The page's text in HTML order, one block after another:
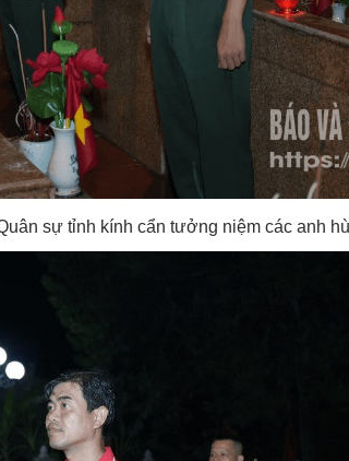
sự tỉnh kính cẩn tưởng niệm các anh